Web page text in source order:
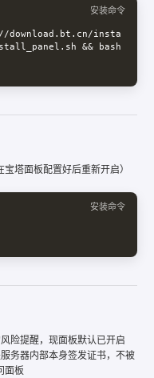
安装命令
insta
&& bash
塔面板配置好后重新开启）
安装命令
险提醒，现面板默认已开启
务器内部本身签发证书，不被
面板